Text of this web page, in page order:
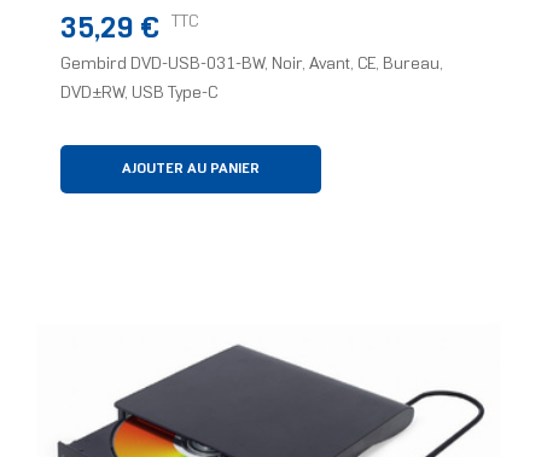
Prix
35,29 € TTC
Gembird DVD-USB-031-BW, Noir, Avant, CE, Bureau,
DVD±RW, USB Type-C
AJOUTER AU PANIER